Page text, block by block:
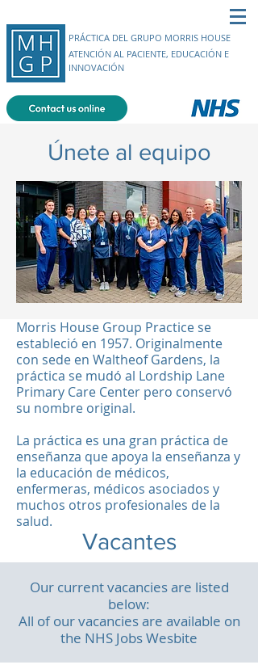
PRÁCTICA DEL GRUPO MORRIS HOUSE
ATENCIÓN AL PACIENTE, EDUCACIÓN E
INNOVACIÓN
Únete al equipo
Morris House Group Practice se
estableció en 1957. Originalmente
con sede en Waltheof Gardens, la
práctica se mudó al Lordship Lane
Primary Care Center pero conservó
su nombre original.
La práctica es una gran práctica de
enseñanza que apoya la enseñanza y
la educación de médicos,
enfermeras, médicos asociados y
muchos otros profesionales de la
salud.
Vacantes
Our current vacancies are listed
below:
All of our vacancies are available on
the NHS Jobs Wesbite